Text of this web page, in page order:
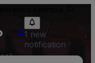
1 new
notification